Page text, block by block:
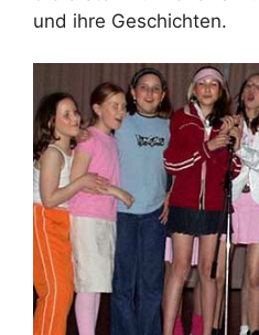
und ihre Geschichten.